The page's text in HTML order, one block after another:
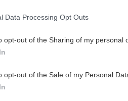
Data Processing Opt Outs
opt-out of the Sharing of my personal
opt-out of the Sale of my Personal
i svalovej sústavy. Ešte
tela sa prejavuje aj
naozaj vyplatí
degradácii a poškodeniu,
urobiť v životospráve
i bolesti v maximálnej